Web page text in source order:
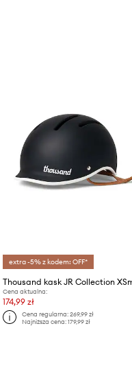
extra -5% z kodem: OFF*
Thousand kask JR Collection
Cena aktualna:
174,99 zł
Cena regularna: 269,99 zł
Najniższa cena: 179,99 zł